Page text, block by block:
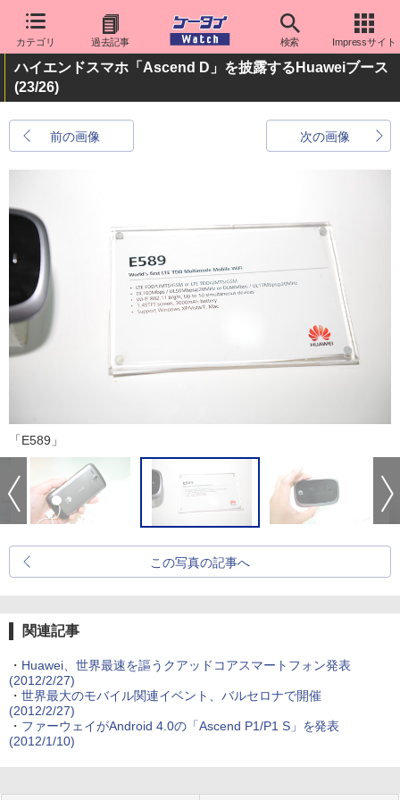
カテゴリ 過去記事 検索 Impressサイト
ハイエンドスマホ「Ascend D」を披露するHuaweiブース
(23/26)
前の画像 次の画像
「E589」
この写真の記事へ
関連記事
・ Huawei、世界最速を謳うクアッドコアスマートフォン発表
(2012/2/27)
・ 世界最大のモバイル関連イベント、バルセロナで開催
(2012/2/27)
・ ファーウェイがAndroid 4.0の「Ascend P1/P1 S」を発表
(2012/1/10)